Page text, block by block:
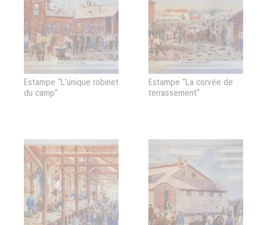
Estampe "L'unique robinet
du camp"
Estampe "La corvée de
terrassement"